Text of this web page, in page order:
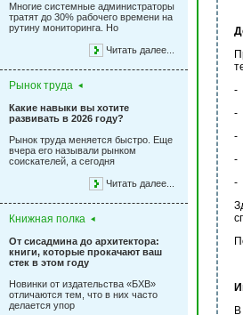
Многие системные администраторы
тратят до 30% рабочего времени на
рутину мониторинга. Но
Читать далее...
Рынок труда
Какие навыки вы хотите
развивать в 2026 году?
Рынок труда меняется быстро. Еще
вчера его называли рынком
соискателей, а сегодня
Читать далее...
Книжная полка
От сисадмина до архитектора:
книги, которые прокачают ваш
стек в этом году
Новинки от издательства «БХВ»
отличаются тем, что в них часто
делается упор
-
-
-
-
-